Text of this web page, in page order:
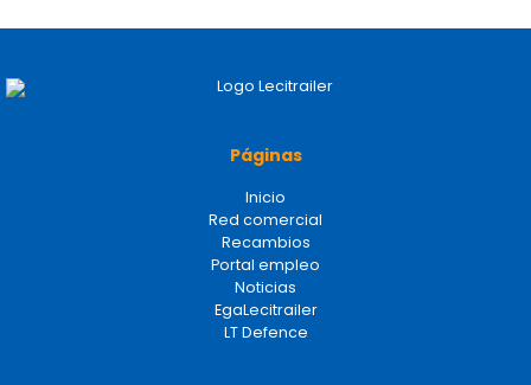
Páginas
Inicio
Red comercial
Recambios
Portal empleo
Noticias
EgaLecitrailer
LT Defence